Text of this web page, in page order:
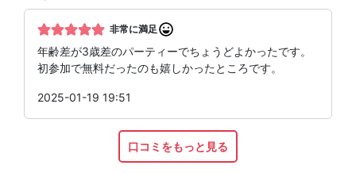
非常に満足
年齢差が3歳差のパーティーでちょうどよかったです。
初参加で無料だったのも嬉しかったところです。
2025-01-19 19:51
口コミをもっと見る